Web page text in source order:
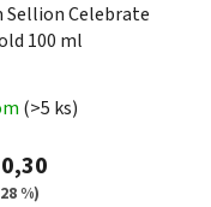
Sellion Celebrate
100 ml
(>5 ks)
%)